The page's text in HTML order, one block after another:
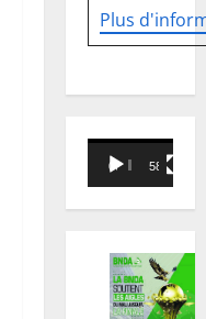
Plus
Lecteur
vidéo
00:00 58:18